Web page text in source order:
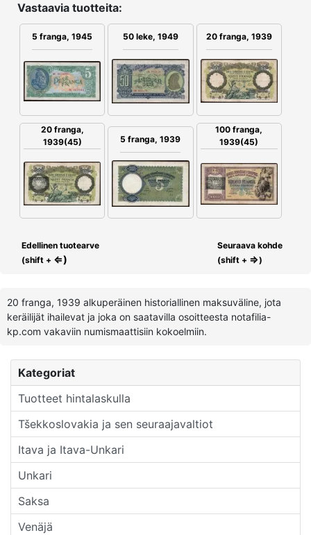
Kategoriat
Tuotteet hintalaskulla
Tšekkoslovakia ja sen seuraajavaltiot
Itava ja Itava-Unkari
Unkari
Saksa
Venäjä
Vastaavia tuotteita:
5 franga, 1945 50 leke, 1949 20 franga, 1939
20 franga,
1939(45)
5 franga, 1939
100 franga,
1939(45)
Edellinen tuotearve
(shift + ⇐)
Seuraava kohde
(shift + ⇒)
20 franga, 1939 alkuperäinen historiallinen maksuväline, jota
keräilijät ihailevat ja joka on saatavilla osoitteesta notafilia-
kp.com vakaviin numismaattisiin kokoelmiin.